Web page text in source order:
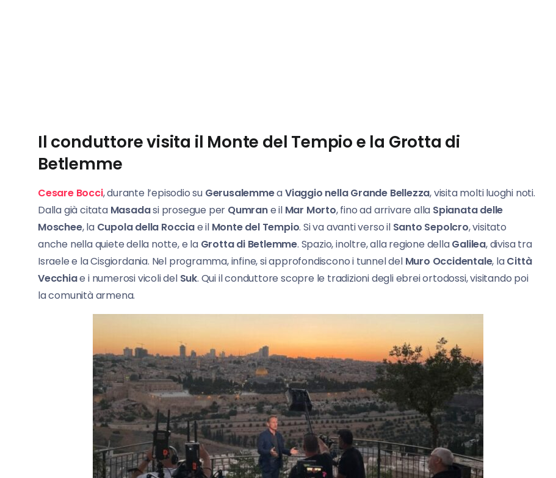
Il conduttore visita il Monte del Tempio e la Grotta di
Betlemme
Cesare Bocci, durante l’episodio su GerusalemmeaViaggio nella Grande Bellezza, visita molti luoghi noti.
Dalla già citata Masadasi prosegue per Qumrane il Mar Morto, fino ad arrivare alla Spianata delle
Moschee, la Cupola della Rocciae il Monte del Tempio. Si va avanti verso il Santo Sepolcro, visitato
anche nella quiete della notte, e la Grotta di Betlemme. Spazio, inoltre, alla regione dellaGalilea, divisa tra
Israele e la Cisgiordania. Nel programma, infine, si approfondiscono i tunnel del Muro Occidentale, laCittà
Vecchiae i numerosi vicoli del Suk. Qui il conduttore scopre le tradizioni degli ebrei ortodossi, visitando poi
la comunità armena.